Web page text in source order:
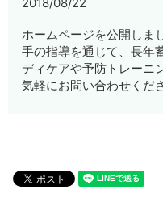
ホームページを公開しま
手の指導を通じて、長年
ディケアや予防トレーニ
気軽にお問い合わせくだ